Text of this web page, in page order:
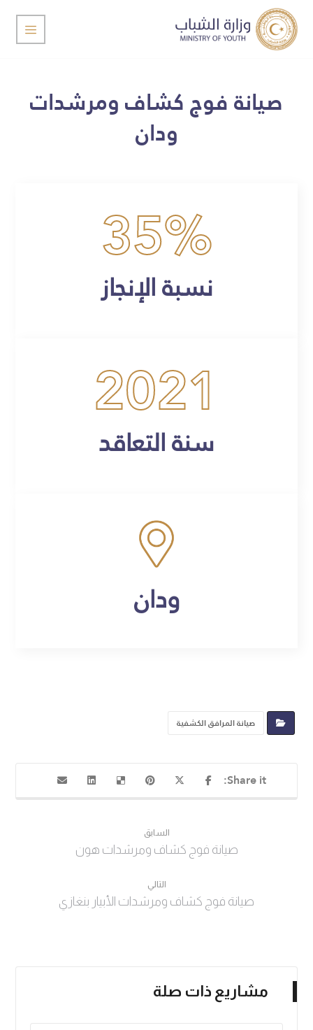
صيانة فوج كشاف ومرشدات
ودان
35%
نسبة الإنجاز
2021
سنة التعاقد
ودان
صيانة المرافق الكشفية
السابق
صيانة فوج كشاف ومرشدات هون
التالي
صيانة فوج كشاف ومرشدات الأبيار بنغازي
مشاريع ذات صلة